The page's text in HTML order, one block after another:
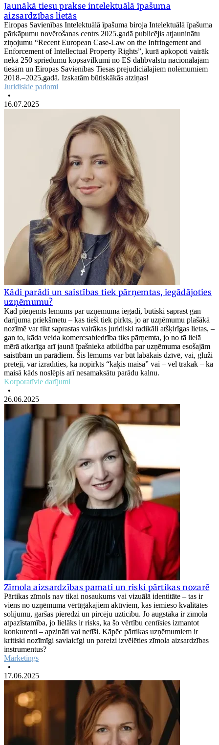
Jaunākā tiesu prakse intelektuālā īpašuma
aizsardzības lietās
Eiropas Savienības Intelektuālā īpašuma biroja Intelektuālā īpašuma
pārkāpumu novērošanas centrs 2025.gadā publicējis atjauninātu
ziņojumu “Recent European Case-Law on the Infringement and
Enforcement of Intellectual Property Rights”, kurā apkopoti vairāk
nekā 250 spriedumu kopsavilkumi no ES dalībvalstu nacionālajām
tiesām un Eiropas Savienības Tiesas prejudiciālajiem nolēmumiem
2018.–2025,gadā. Izskatām būtiskākās atziņas!
Juridiskie padomi
•
16.07.2025
Kādi parādi un saistības tiek pārņemtas, iegādājoties
uzņēmumu?
Kad pieņemts lēmums par uzņēmuma iegādi, būtiski saprast gan
darījuma priekšmetu – kas tieši tiek pirkts, jo ar uzņēmumu plašākā
nozīmē var tikt saprastas vairākas juridiski radikāli atšķirīgas lietas, –
gan to, kāda veida komercsabiedrība tiks pārņemta, jo no tā lielā
mērā atkarīga arī jaunā īpašnieka atbildība par uzņēmuma esošajām
saistībām un parādiem. Šis lēmums var būt labākais dzīvē, vai, gluži
pretēji, var izrādīties, ka nopirkts “kaķis maisā” vai – vēl trakāk – ka
maisā kāds noslēpis arī nesamaksātu parādu kalnu.
Korporatīvie darījumi
•
26.06.2025
Zīmola aizsardzības pamati un riski pārtikas nozarē
Pārtikas zīmols nav tikai nosaukums vai vizuālā identitāte – tas ir
viens no uzņēmuma vērtīgākajiem aktīviem, kas iemieso kvalitātes
solījumu, garšas pieredzi un pircēju uzticību. Jo augstāka ir zīmola
atpazīstamība, jo lielāks ir risks, ka šo vērtību centīsies izmantot
konkurenti – apzināti vai netīši. Kāpēc pārtikas uzņēmumiem ir
kritiski nozīmīgi savlaicīgi un pareizi izvēlēties zīmola aizsardzības
instrumentus?
Mārketings
•
17.06.2025